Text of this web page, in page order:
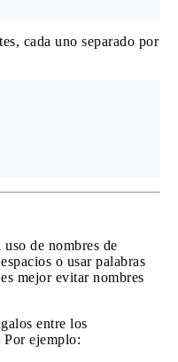
cada uno separado por
de nombres de
o usar palabras
mejor evitar nombres
entre los
Por ejemplo: